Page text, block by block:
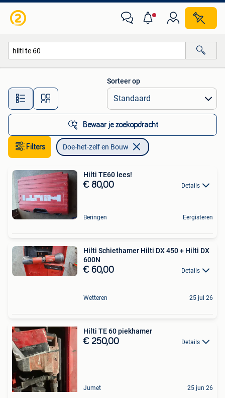
Alle afstanden…
Sorteer op
Bewaar je zoekopdracht
Filters Doe-het-zelf en Bouw
Hilti TE60 lees!
€ 80,00 Details
Beringen Eergisteren
Hilti Schiethamer Hilti DX 450 + Hilti DX
600N
€ 60,00 Details
Wetteren 25 jul 26
Hilti TE 60 piekhamer
€ 250,00 Details
Jumet 25 jun 26